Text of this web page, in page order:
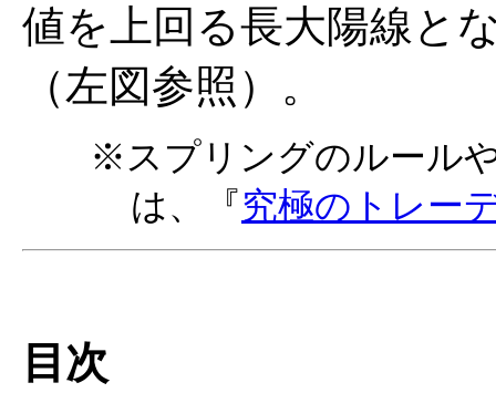
値を上回る長大陽線
（左図参照）。
※スプリングのルール
は、『究極のトレー
目次